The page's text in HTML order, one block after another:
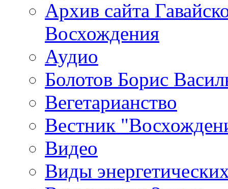
Архив сайта
Восхождения
Аудио
Болотов Борис
Вегетарианство
Вестник
Видео
Виды